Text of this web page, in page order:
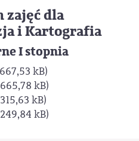
dla
i Kartografia
I stopnia
kB)
kB)
kB)
kB)